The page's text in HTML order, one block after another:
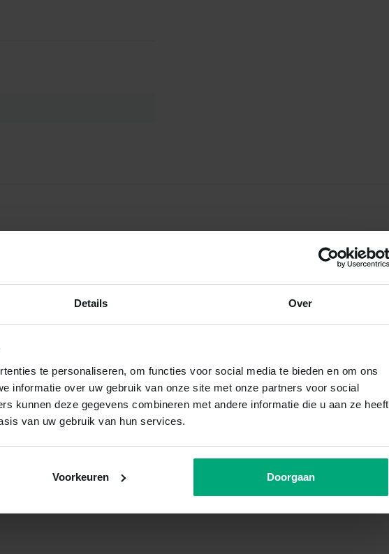
Details Over
te personaliseren, om functies voor social media te bieden en om ons
informatie over uw gebruik van onze site met onze partners voor social
kunnen deze gegevens combineren met andere informatie die u aan ze heeft
van uw gebruik van hun services.
Voorkeuren Doorgaan